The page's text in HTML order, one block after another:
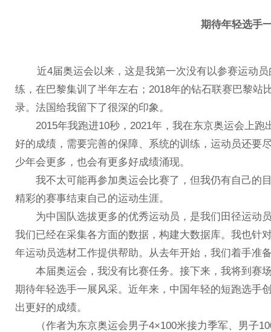
期待年轻选手
近4届奥运会以来，这是我第一次没有以参赛运动员
练，在巴黎集训了半年左右；2018年的钻石联赛巴黎站
录。法国给我留下了很深的印象。
2015年我跑进10秒，2021年，我在东京奥运会上跑
好的成绩，需要完善的保障、系统的训练，运动员还要
少年会更多，也会有更多好成绩涌现。
我不太可能再参加奥运会比赛了，但我仍有自己的
精彩的赛事结束自己的运动生涯。
为中国队选拔更多的优秀运动员，是我们田径运动员
我们已经在采集各方面的数据，构建大数据库。我也针
年运动员选材工作提供帮助。从去年开始，我们着手准
本届奥运会，我没有比赛任务。接下来，我将到赛
期待年轻选手一展风采。近年来，中国年轻的短跑选手
出更好的成绩。
（作者为东京奥运会男子4×100米接力季军、男子